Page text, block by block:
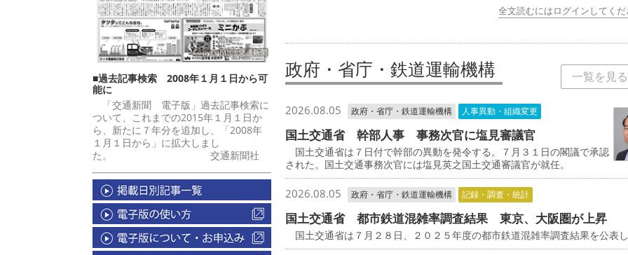
■過去記事検索 2008年１月１日から可
能に
「交通新聞 電子版」過去記事検索に
ついて、これまでの2015年１月１日か
ら、新たに７年分を追加し、「2008年
１月１日から」に拡大しまし
た。 交通新聞社
全文読むにはログインしてく
政府・省庁・鉄道運輸機構 一覧を見る
2026.08.05 政府・省庁・鉄道運輸機構 人事異動・組織変更
国土交通省 幹部人事 事務次官に塩見審議官
国土交通省は７日付で幹部の異動を発令する。７月３１日の閣議で承認
された。国土交通事務次官には塩見英之国土交通審議官が就任。
2026.08.05 政府・省庁・鉄道運輸機構 記録・調査・統計
国土交通省 都市鉄道混雑率調査結果 東京、大阪圏が上昇
国土交通省は７月２８日、２０２５年度の都市鉄道混雑率調査結果を公表